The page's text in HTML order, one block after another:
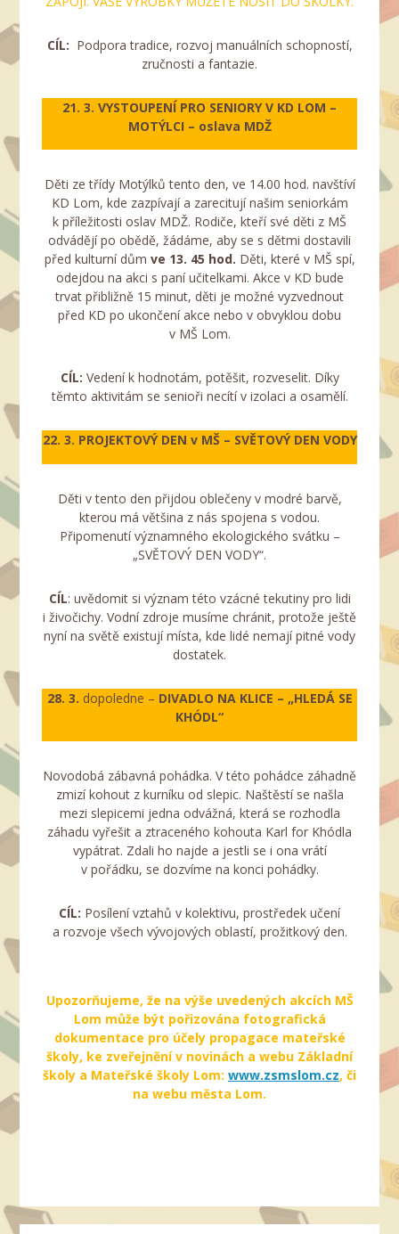
CÍL: Podpora tradice, rozvoj manuálních schopností,
zručnosti a fantazie.
21. 3. VYSTOUPENÍ PRO SENIORY V KD LOM –
MOTÝLCI – oslava MDŽ
Děti ze třídy Motýlků tento den, ve 14.00 hod. navštíví
KD Lom, kde zazpívají a zarecitují našim seniorkám
k příležitosti oslav MDŽ. Rodiče, kteří své děti z MŠ
odvádějí po obědě, žádáme, aby se s dětmi dostavili
před kulturní dům ve 13. 45 hod. Děti, které v MŠ spí,
odejdou na akci s paní učitelkami. Akce v KD bude
trvat přibližně 15 minut, děti je možné vyzvednout
před KD po ukončení akce nebo v obvyklou dobu
v MŠ Lom.
CÍL: Vedení k hodnotám, potěšit, rozveselit. Díky
těmto aktivitám se senioři necítí v izolaci a osamělí.
22. 3. PROJEKTOVÝ DEN v MŠ – SVĚTOVÝ DEN VODY
Děti v tento den přijdou oblečeny v modré barvě,
kterou má většina z nás spojena s vodou.
Připomenutí významného ekologického svátku –
„SVĚTOVÝ DEN VODY“.
CÍL: uvědomit si význam této vzácné tekutiny pro lidi
i živočichy. Vodní zdroje musíme chránit, protože ještě
nyní na světě existují místa, kde lidé nemají pitné vody
dostatek.
28. 3. dopoledne – DIVADLO NA KLICE – „HLEDÁ SE
KHÓDL“
Novodobá zábavná pohádka. V této pohádce záhadně
zmizí kohout z kurníku od slepic. Naštěstí se našla
mezi slepicemi jedna odvážná, která se rozhodla
záhadu vyřešit a ztraceného kohouta Karl for Khódla
vypátrat. Zdali ho najde a jestli se i ona vrátí
v pořádku, se dozvíme na konci pohádky.
CÍL: Posílení vztahů v kolektivu, prostředek učení
a rozvoje všech vývojových oblastí, prožitkový den.
Upozorňujeme, že na výše uvedených akcích MŠ
Lom může být pořizována fotografická
dokumentace pro účely propagace mateřské
školy, ke zveřejnění v novinách a webu Základní
školy a Mateřské školy Lom: www.zsmslom.cz, či
na webu města Lom.